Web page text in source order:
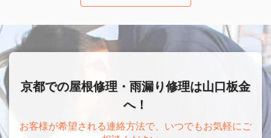
京都での屋根修理・雨漏り修理は山口板金
へ！
お客様が希望される連絡方法で、いつでもお気軽にご